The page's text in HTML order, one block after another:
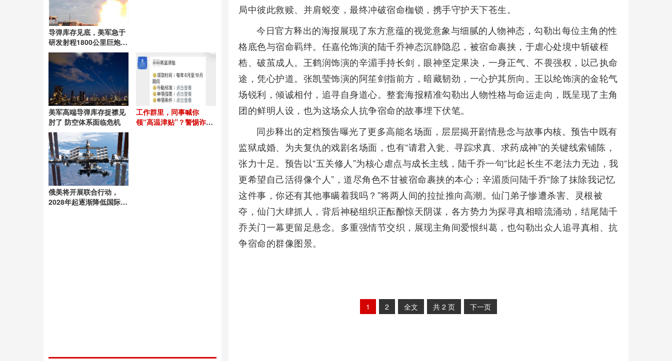
局中彼此救赎、并肩蜕变，最终冲破宿命枷锁，携手守护天下苍生。
今日官方释出的海报展现了东方意蕴的视觉意象与细腻的人物神态，勾勒出每位主角的性
格底色与宿命羁绊。任嘉伦饰演的陆千乔神态沉静隐忍，被宿命裹挟，于虐心处境中斩破桎
梏、破茧成人。王鹤润饰演的辛湄手持长剑，眼神坚定果决，一身正气、不畏强权，以己执命
途，凭心护道。张凯莹饰演的阿笙剑指前方，暗藏韧劲，一心护其所向。王以纶饰演的金轮气
场锐利，倾诚相付，追寻自身道心。整套海报精准勾勒出人物性格与命运走向，既呈现了主角
团的鲜明人设，也为这场众人抗争宿命的故事埋下伏笔。
同步释出的定档预告曝光了更多高能名场面，层层揭开剧情悬念与故事内核。预告中既有
监狱成婚、为夫复仇的戏剧名场面，也有“请君入瓮、寻踪求真、求药成神”的关键线索铺陈，
张力十足。预告以“五关修人”为核心虐点与成长主线，陆千乔一句“比起长生不老法力无边，我
更希望自己活得像个人”，道尽角色不甘被宿命裹挟的本心；辛湄质问陆千乔“除了抹除我记忆
这件事，你还有其他事瞒着我吗？”将两人间的拉扯推向高潮。仙门弟子惨遭杀害、灵根被
夺，仙门大肆抓人，背后神秘组织正酝酿惊天阴谋，各方势力为探寻真相暗流涌动，结尾陆千
乔关门一幕更留足悬念。多重强情节交织，展现主角间爱恨纠葛，也勾勒出众人追寻真相、抗
争宿命的群像图景。
1 2 全文 共 2 页 下一页
导弹库存见底，美军急于
研发射程1800公里巨炮
复古路线求解
美军高端导弹库存捉襟见
肘了 防空体系面临危机
工作群里，同事喊你
领“高温津贴”？警惕诈骗
俄美将开展联合行动，
2028年起逐渐降低国际空